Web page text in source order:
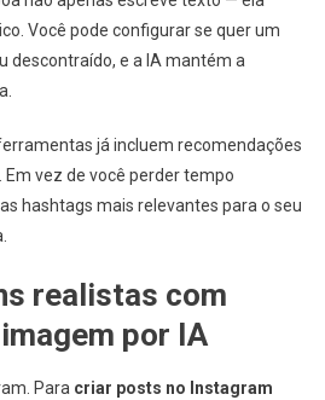
Você pode configurar se quer um
descontraído, e a IA mantém a
já incluem recomendações
vez de você perder tempo
hashtags mais relevantes para o seu
realistas com
por IA
Para criar posts no Instagram